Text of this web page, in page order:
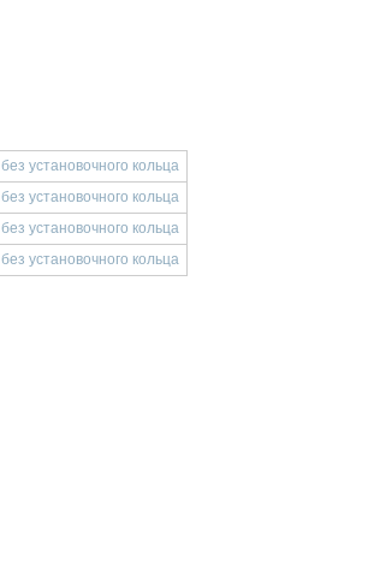
без установочного кольца
без установочного кольца
без установочного кольца
без установочного кольца